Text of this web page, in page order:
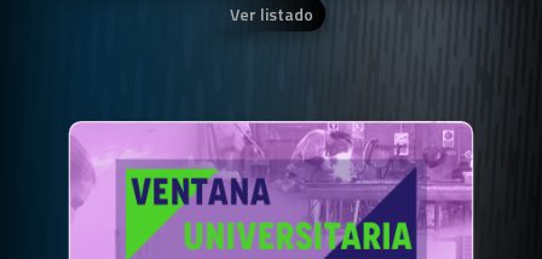
Ver listado